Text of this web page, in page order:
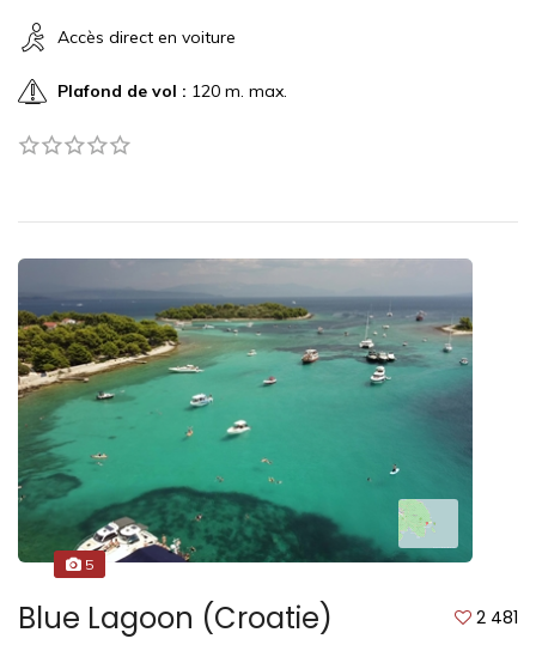
Accès direct en voiture
Plafond de vol : 120 m. max.
5
Blue Lagoon (Croatie) 2 481